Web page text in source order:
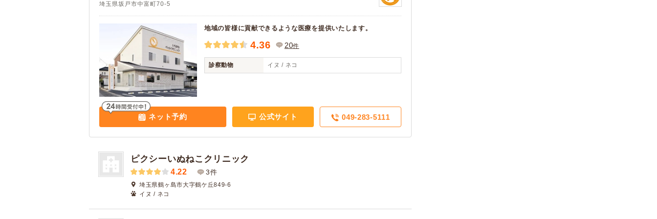
埼玉県坂戸市中富町70-5
地域の皆様に貢献できるような医療を提供いたします。
4.36 20件
診察動物 イヌ / ネコ
ネット予約 公式サイト 049-283-5111
ピクシーいぬねこクリニック
4.22 3件
埼玉県鶴ヶ島市大字鶴ケ丘849-6
イヌ / ネコ